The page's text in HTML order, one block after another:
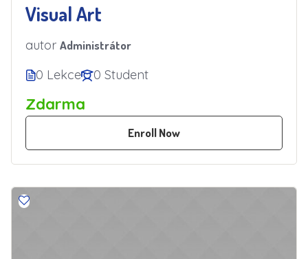
Visual Art
autor Administrátor
0 Lekce 0 Student
Zdarma
Enroll Now